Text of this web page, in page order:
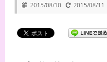
2015/08/10 2015/08/11